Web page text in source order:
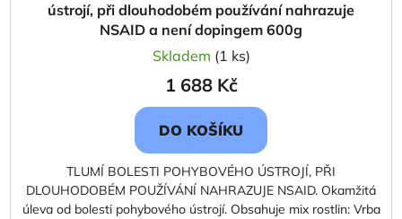
ústrojí, při dlouhodobém používání nahrazuje
NSAID a není dopingem 600g
Skladem (1 ks)
1 688 Kč
DO KOŠÍKU
TLUMÍ BOLESTI POHYBOVÉHO ÚSTROJÍ, PŘI
DLOUHODOBÉM POUŽÍVÁNÍ NAHRAZUJE NSAID. Okamžitá
úleva od bolesti pohybového ústrojí. Obsahuje mix rostlin: Vrba